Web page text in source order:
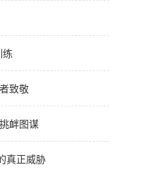
化
能大会暨人工智能全球